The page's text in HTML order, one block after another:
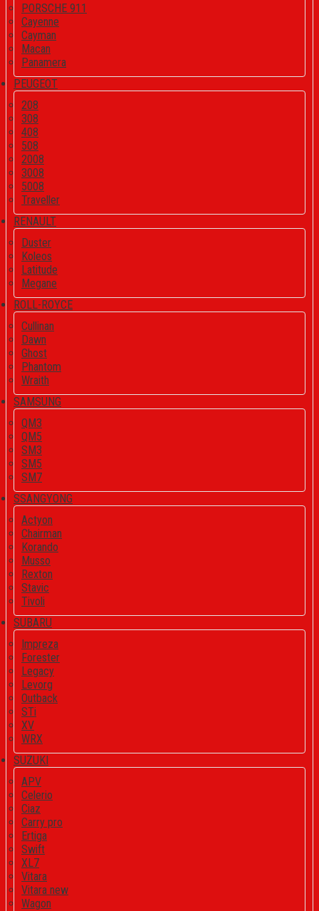
PORSCHE 911
Cayenne
Cayman
Macan
Panamera
PEUGEOT
208
308
408
508
2008
3008
5008
Traveller
RENAULT
Duster
Koleos
Latitude
Megane
ROLL-ROYCE
Cullinan
Dawn
Ghost
Phantom
Wraith
SAMSUNG
QM3
QM5
SM3
SM5
SM7
SSANGYONG
Actyon
Chairman
Korando
Musso
Rexton
Stavic
Tivoli
SUBARU
Impreza
Forester
Legacy
Levorg
Outback
STi
XV
WRX
SUZUKI
APV
Celerio
Ciaz
Carry pro
Ertiga
Swift
XL7
Vitara
Vitara new
Wagon